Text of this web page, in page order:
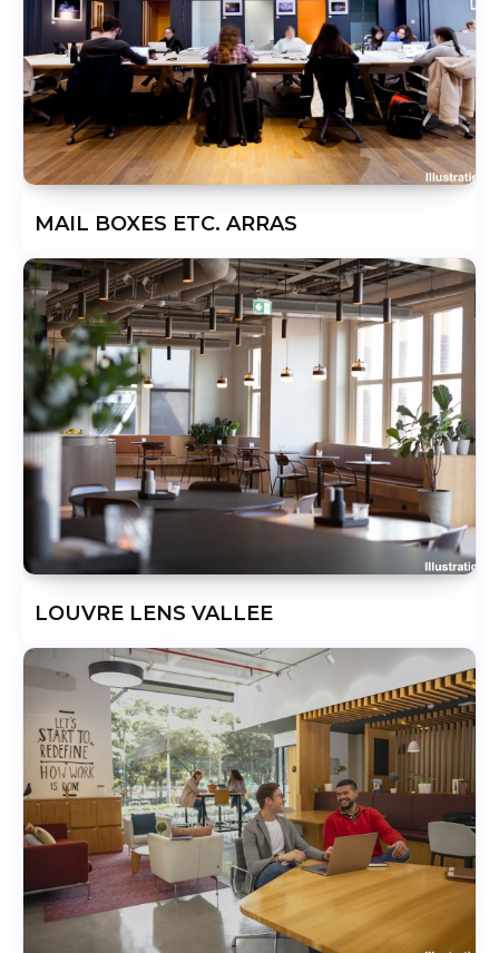
MAIL BOXES ETC. ARRAS
LOUVRE LENS VALLEE